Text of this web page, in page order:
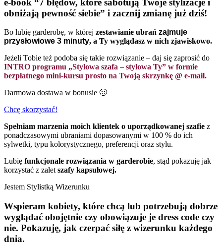
e-book “7 błędów, które sabotują Twoje stylizacje i
obniżają pewność siebie” i zacznij zmianę już dziś!
Bo lubię garderobę, w której zestawianie ubrań zajmuje
przysłowiowe 3 minuty, a Ty wyglądasz w nich zjawiskowo.
Jeżeli Tobie też podoba się takie rozwiązanie – daj się zaprosić do
INTRO programu „Stylowa szafa – stylowa Ty” w formie
bezpłatnego mini-kursu prosto na Twoją skrzynkę @ e-mail.
Darmowa dostawa w bonusie 🙂
Chcę skorzystać!
Spełniam marzenia moich klientek o uporządkowanej szafie z
ponadczasowymi ubraniami dopasowanymi w 100 % do ich
sylwetki, typu kolorystycznego, preferencji oraz stylu.
Lubię funkcjonale rozwiązania w garderobie, stąd pokazuję jak
korzystać z zaletszafy kapsułowej.
Jestem Stylistką Wizerunku
Wspieram kobiety, które chcą lub potrzebują dobrze
wyglądać obojętnie czy obowiązuje je dress code czy
nie. Pokazuję, jak czerpać siłę z wizerunku każdego
dnia.